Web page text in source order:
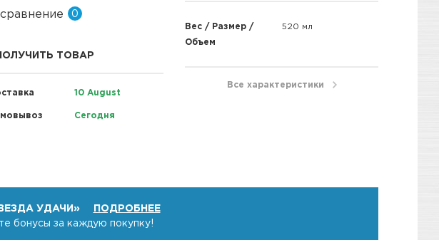
0
ТОВАР
10 August
Сегодня
Вес / Размер /
Объем
520 мл
Все характеристики
УДАЧИ»
ПОДРОБНЕЕ
бонусы за каждую покупку!